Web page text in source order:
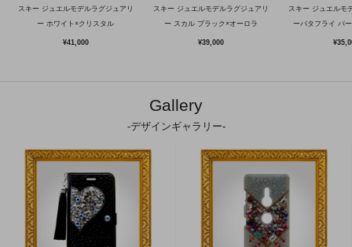
スキー ジュエルモデルラグジュアリ
ー ホワイト×クリスタル
¥41,000
スキー ジュエルモデルラグジュアリ
ー スカル ブラック×オーロラ
¥39,000
スキー ジュエルモ
ーバタフライ パ
Gallery
-デザインギャラリー-